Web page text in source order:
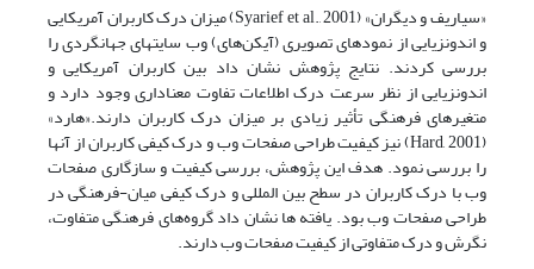
«سیاریف و دیگران» (Syarief et al., 2001) میزان درک کاربران آمریکایی
و اندونزیایی از نمودهای تصویری (آیکن‌های) وب سایتهای جهانگردی را
بررسی کردند. نتایج پژوهش نشان داد بین کاربران آمریکایی و
اندونزیایی از نظر سرعت درک اطلاعات تفاوت معناداری وجود دارد و
متغیرهای فرهنگی تأثیر زیادی بر میزان درک کاربران دارند.«هارد»
(Hard, 2001) نیز کیفیت طراحی صفحات وب و درک کیفی کاربران از آنها
را بررسی نمود. هدف این پژوهش، بررسی کیفیت و سازگاری صفحات
وب با درک کاربران در سطح بین المللی و درک کیفی میان-فرهنگی در
طراحی صفحات وب بود. یافته ها نشان داد گروه‌های فرهنگی متفاوت،
نگرش و درک متفاوتی از کیفیت صفحات وب دارند.